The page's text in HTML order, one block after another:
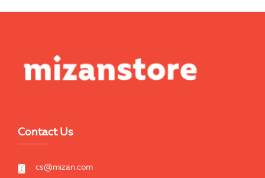
Contact Us
cs@mizan.com